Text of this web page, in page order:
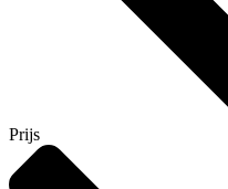
Prijs